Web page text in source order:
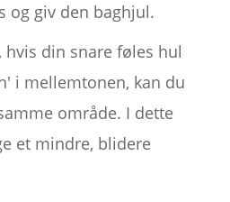
og giv den baghjul.
hvis din snare føles hul
i mellemtonen, kan du
område. I dette
et mindre, blidere